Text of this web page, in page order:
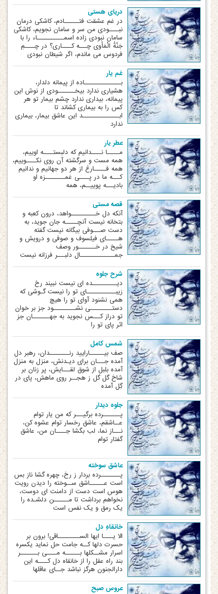
دریای هستی
در غم عشقت فتــــــادم، کاشکی درمان
نبــــودی من سر و سامان نجویم، کاشکی
سامان نبودی زاده اسمـــــــــــاء را با
جَنّةُ الْمَأوی چـــه کــــاری؟ در چــــمِ
فردوس می ماندم، اگر شیطان نبودی
غم یار
بـــــــــــــــاده از پیمانه دلدار،
هشیاری ندارد بی‏خـــــــودی از نوش این
پیمانه، بیداری ندارد چشم بیمار تو هر
کس را به بیماری کشاند تا
ابـــــــــــــــد این عاشق بیمار، بیماری
ندارد
عطر یار
مـــــا نــــدانیم که دلبستــــه اوییم،
همه مست و سرگشته آن روی نکــــوییم،
همه فـــــارغ از هر دو جهانیم و ندانیم
کـــه ما در پــــی غمــــــــزه او
بادیـــه پوییــم، همه
قصه مستی
آنکه دل خــــــــــواهد، درون کعبه و
بتخانه نیست آنچـــــه جان جوید، به
دست صـــوفی بیگانه نیست گفته
هـــــای فیلسوف و صوفی و درویش و
شیخ در خـــــــور وصف
جمــــــــــــــال دلبـــر فرزانه نیست
شرح جلوه
دیــــــــــده ‏ای نیست نبیند رخ
زیبــــــــــــای تو را نیست گـوشی که
همی ‏نشنود آوای تو را هیچ
دستـــــــــی نشـــــــــود جز بر خوان
تو دراز کـــس نجوید به جهـــــــان جز
اثر پای تو را
شمس کامل
صف بیــــــارایید رنــــــــدان، رهبر دل
آمده جـــان برای دیـدنش، منزل به منزل
آمده بلبل از شوق لقـــایش، پر زنان بر
شاخ گل گل ز هجــر روی ماهش، پای در
گِل آمده
جلوه دیدار
پـــــــرده برگیـــر که من یار توام
عــاشقم، عاشق رخسار توام عشوه کن،
نـــاز نما، لب بگشا جــــان من، عاشق
گفتار توام
عاشق سوخته
پــــــــرده بردار ز رخ، چهره‏ گشا ناز بس
است عــــــاشق ســوخته را دیدن رویت
هوس است دست از دامنت ای دوست،
نخواهم برداشت تا مــــــن دلشـده را
یک رمق و یک نفس است
خانقاهِ دل
الا یــــا ایها الســـــــــاقی! برون بر
حسرت دلها کــه جامت حل نماید یکسره
اسرار مشــکلها بــــــه مــــی بـــــــر
بند راه عقل را از خانقاه دل کــــه این
دارالجنون هرگز نباشد جــای عاقلها
عروس صبح